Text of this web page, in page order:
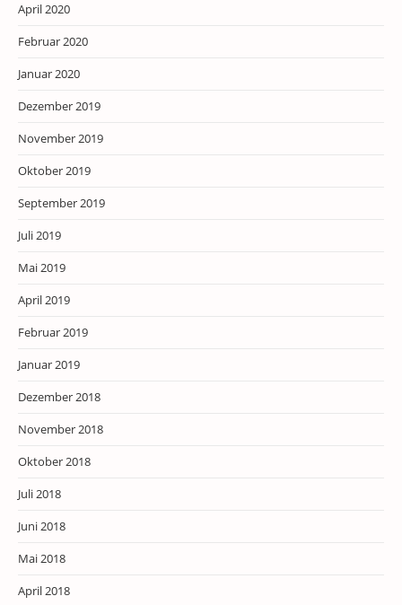
April 2020
Februar 2020
Januar 2020
Dezember 2019
November 2019
Oktober 2019
September 2019
Juli 2019
Mai 2019
April 2019
Februar 2019
Januar 2019
Dezember 2018
November 2018
Oktober 2018
Juli 2018
Juni 2018
Mai 2018
April 2018